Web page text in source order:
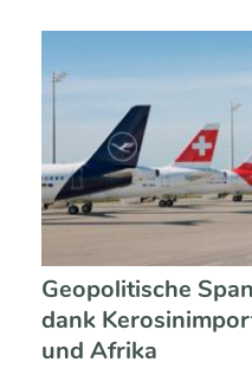
Geopolitische
dank
und Afrika